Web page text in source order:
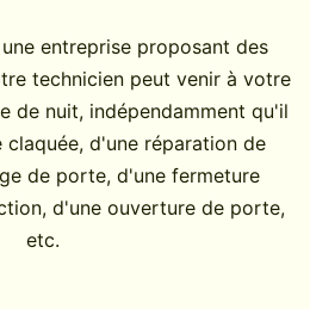
entreprise proposant des
technicien peut venir à votre
de nuit, indépendamment qu'il
d'une réparation de
de porte, d'une fermeture
d'une ouverture de porte,
etc.